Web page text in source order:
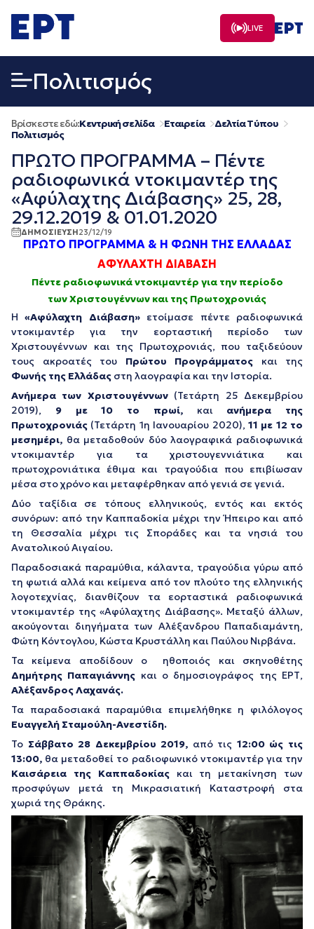
σε
περιεχόμενο
LIVE
Πολιτισμός
Βρίσκεστε εδώ:Κεντρική σελίδα Εταιρεία
Δελτία Τύπου
Πολιτισμός
ΠΡΩΤΟ ΠΡΟΓΡΑΜΜΑ – Πέντε
ραδιοφωνικά ντοκιμαντέρ της
«Αφύλαχτης Διάβασης» 25, 28,
29.12.2019 & 01.01.2020
ΔΗΜΟΣΙΕΥΣΗ23/12/19
ΠΡΩΤΟ ΠΡΟΓΡΑΜΜΑ & Η ΦΩΝΗ ΤΗΣ ΕΛΛΑΔΑΣ
ΑΦΥΛΑΧΤΗ ΔΙΑΒΑΣΗ
Πέντε ραδιοφωνικά ντοκιμαντέρ για την περίοδο
των Χριστουγέννων και της Πρωτοχρονιάς
Η«Αφύλαχτη Διάβαση» ετοίμασε πέντε ραδιοφωνικά
ντοκιμαντέρ για την εορταστική περίοδο των
Χριστουγέννων και της Πρωτοχρονιάς, που ταξιδεύουν
τους ακροατές του Πρώτου Προγράμματος και της
Φωνής της Ελλάδας στη λαογραφία και την Ιστορία.
Ανήμερα των Χριστουγέννων (Τετάρτη 25 Δεκεμβρίου
2019), 9 με 10 το πρωί, και ανήμερα της
Πρωτοχρονιάς (Τετάρτη 1η Ιανουαρίου 2020), 11 με 12 το
μεσημέρι, θα μεταδοθούν δύο λαογραφικά ραδιοφωνικά
ντοκιμαντέρ για τα χριστουγεννιάτικα και
πρωτοχρονιάτικα έθιμα και τραγούδια που επιβίωσαν
μέσα στο χρόνο και μεταφέρθηκαν από γενιά σε γενιά.
Δύο ταξίδια σε τόπους ελληνικούς, εντός και εκτός
συνόρων: από την Καππαδοκία μέχρι την Ήπειρο και από
τη Θεσσαλία μέχρι τις Σποράδες και τα νησιά του
Ανατολικού Αιγαίου.
Παραδοσιακά παραμύθια, κάλαντα, τραγούδια γύρω από
τη φωτιά αλλά και κείμενα από τον πλούτο της ελληνικής
λογοτεχνίας, διανθίζουν τα εορταστικά ραδιοφωνικά
ντοκιμαντέρ της «Αφύλαχτης Διάβασης». Μεταξύ άλλων,
ακούγονται διηγήματα των Αλέξανδρου Παπαδιαμάντη,
Φώτη Κόντογλου, Κώστα Κρυστάλλη και Παύλου Νιρβάνα.
Τα κείμενα αποδίδουν ο ηθοποιός και σκηνοθέτης
Δημήτρης Παπαγιάννης και ο δημοσιογράφος της ΕΡΤ,
Αλέξανδρος Λαχανάς.
Τα παραδοσιακά παραμύθια επιμελήθηκε η φιλόλογος
Ευαγγελή Σταμούλη-Ανεστίδη.
Το Σάββατο 28 Δεκεμβρίου 2019, από τις 12:00 ώς τις
13:00, θα μεταδοθεί το ραδιοφωνικό ντοκιμαντέρ για την
Καισάρεια της Καππαδοκίαςκαι τη μετακίνηση των
προσφύγων μετά τη Μικρασιατική Καταστροφή στα
χωριά της Θράκης.